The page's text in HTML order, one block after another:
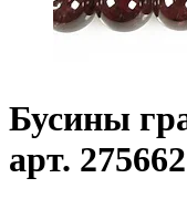
Бусины
арт. 275662